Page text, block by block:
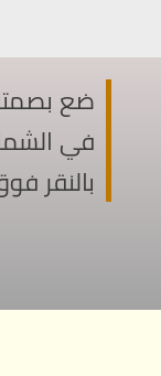
ضع
في
بالنقر